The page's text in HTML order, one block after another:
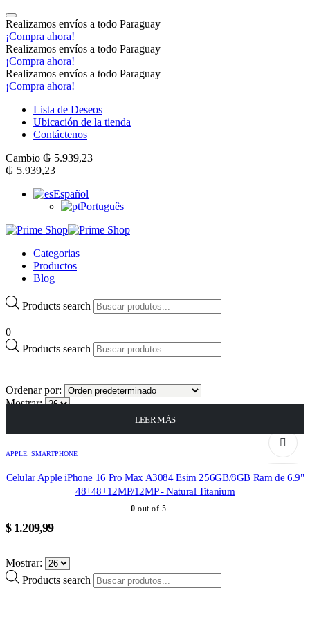
Realizamos envíos a todo Paraguay
¡Compra ahora!
Realizamos envíos a todo Paraguay
¡Compra ahora!
Realizamos envíos a todo Paraguay
¡Compra ahora!
Lista de Deseos
Ubicación de la tienda
Contáctenos
Cambio ₲ 5.939,23
₲ 5.939,23
Español
Português
Categorias
Productos
Blog
Products search
0
Products search
Ordenar por:
Mostrar:
AGOTADO
LEER MÁS
APPLE SMARTPHONE
Celular Apple iPhone 16 Pro Max A3084 Esim 256GB/8GB Ram de 6.9"
48+48+12MP/12MP - Natural Titanium
0 out of 5
$1.209,99
Mostrar:
Products search